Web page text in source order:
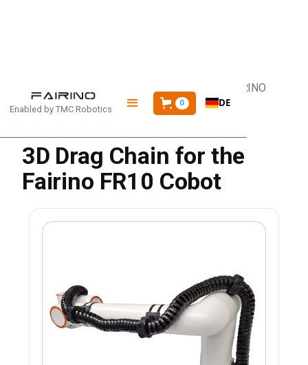
Enabled by TMC Robotics
0 DE
3D-ZUGKETTE FAIRINO
3D Drag Chain for the
Fairino FR10 Cobot